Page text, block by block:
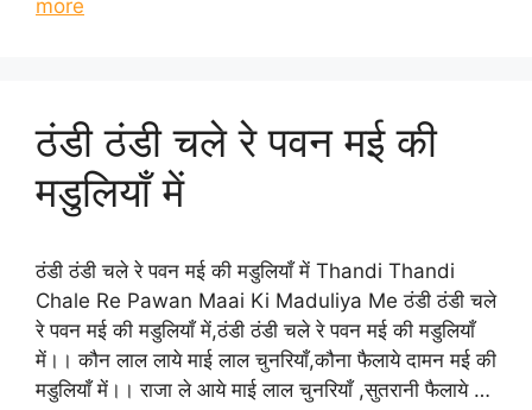
more
ठंडी ठंडी चले रे पवन मई की
मडुलियाँ में
ठंडी ठंडी चले रे पवन मई की मडुलियाँ में Thandi Thandi
Chale Re Pawan Maai Ki Maduliya Me ठंडी ठंडी चले
रे पवन मई की मडुलियाँ में,ठंडी ठंडी चले रे पवन मई की मडुलियाँ
में।। कौन लाल लाये माई लाल चुनरियाँ,कौना फैलाये दामन मई की
मडुलियाँ में।। राजा ले आये माई लाल चुनरियाँ ,सुतरानी फैलाये …